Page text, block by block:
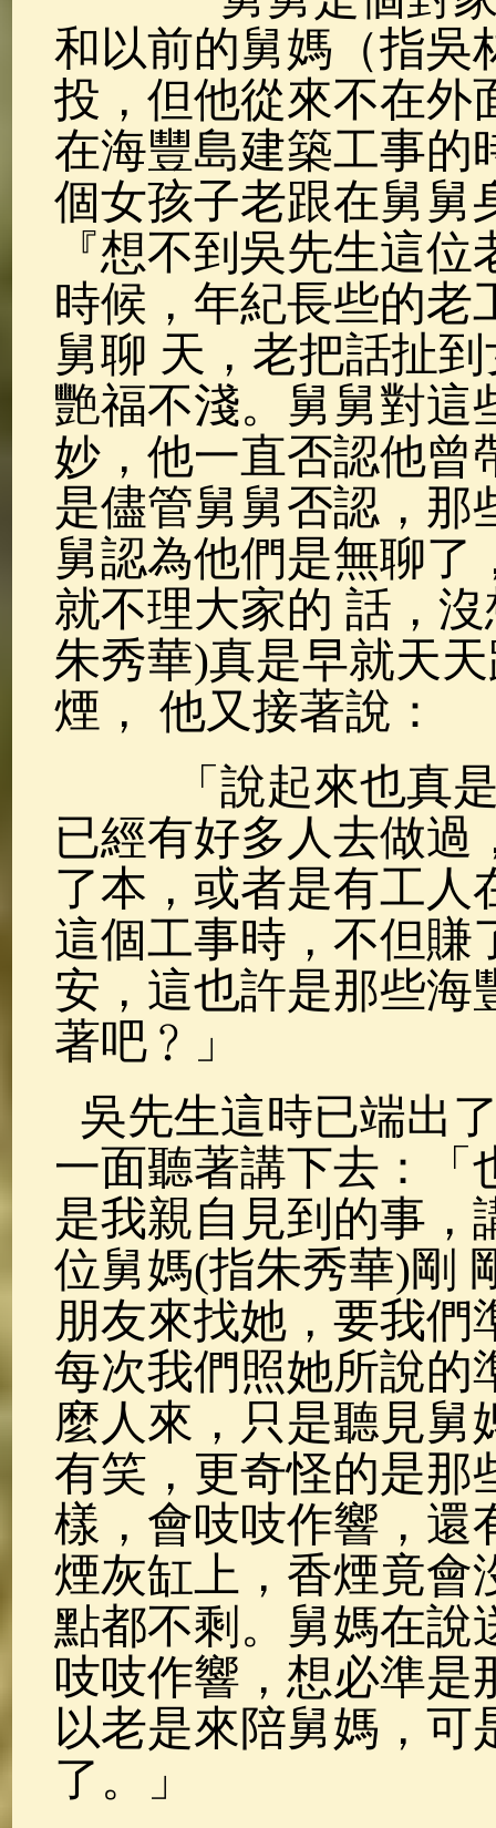
和以前的舅媽（指吳
投，但他從來不在外
在海豐島建築工事的
個女孩子老跟在舅舅
『想不到吳先生這
時候，年紀長些的老
舅聊 天，老把話扯
艷福不淺。舅舅對這
妙，他一直否認他曾
是儘管舅舅否認，那
舅認為他們是無聊了
就不理大家的 話，
朱秀華)真是早就天
煙， 他又接著說：
「說起來也真是
已經有好多人去做過
了本，或者是有工人
這個工事時，不但賺
安，這也許是那些海
著吧﹖」
吳先生這時已端出
一面聽著講下去：「
是我親自見到的事，
位舅媽(指朱秀華)剛
朋友來找她，要我們
每次我們照她所說的
麼人來，只是聽見舅
有笑，更奇怪的是那
樣，會吱吱作響，還
煙灰缸上，香煙竟會
點都不剩。舅媽在說
吱吱作響，想必準是
以老是來陪舅媽，可
了。」